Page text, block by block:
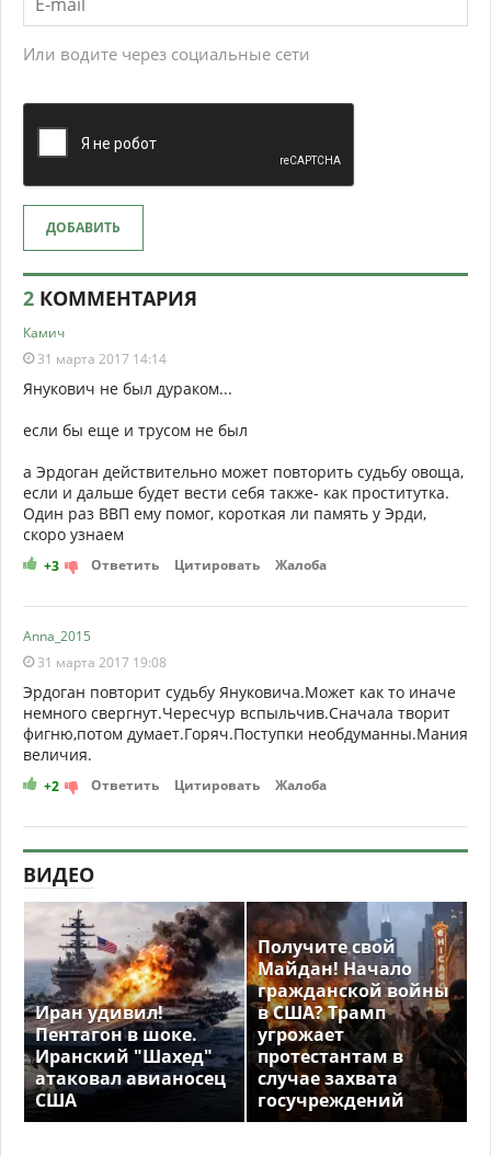
Или водите через социальные сети
ДОБАВИТЬ
2 КОММЕНТАРИЯ
Камич
31 марта 2017 14:14
Янукович не был дураком...
если бы еще и трусом не был
а Эрдоган действительно может повторить судьбу овоща,
если и дальше будет вести себя также- как проститутка.
Один раз ВВП ему помог, короткая ли память у Эрди,
скоро узнаем
+3 Ответить Цитировать Жалоба
Anna_2015
31 марта 2017 19:08
Эрдоган повторит судьбу Януковича.Может как то иначе
немного свергнут.Чересчур вспыльчив.Сначала творит
фигню,потом думает.Горяч.Поступки необдуманны.Мания
величия.
+2 Ответить Цитировать Жалоба
ВИДЕО
Иран удивил!
Пентагон в шоке.
Иранский "Шахед"
атаковал авианосец
США
Получите свой
Майдан! Начало
гражданской войны
в США? Трамп
угрожает
протестантам в
случае захвата
госучреждений